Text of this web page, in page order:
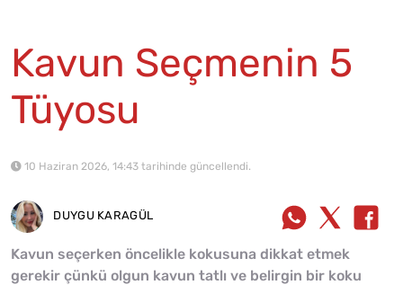
Kavun Seçmenin 5
Tüyosu
10 Haziran 2026, 14:43 tarihinde güncellendi.
DUYGU KARAGÜL
Kavun seçerken öncelikle kokusuna dikkat etmek
gerekir çünkü olgun kavun tatlı ve belirgin bir koku